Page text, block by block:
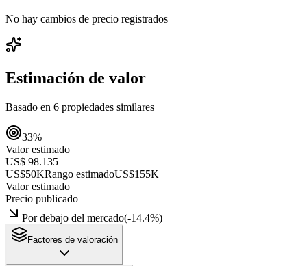
No hay cambios de precio registrados
Estimación de valor
Basado en 6 propiedades similares
33%
Valor estimado
US$ 98.135
US$50KRango estimadoUS$155K
Valor estimado
Precio publicado
Por debajo del mercado(-14.4%)
Factores de valoración